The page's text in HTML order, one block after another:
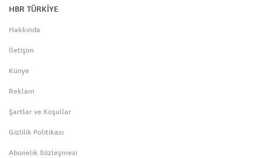
HBR TÜRKİYE
Hakkında
İletişim
Künye
Reklam
Şartlar ve Koşullar
Gizlilik Politikası
Abonelik Sözleşmesi